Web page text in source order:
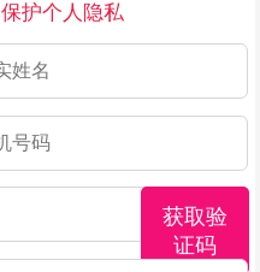
保护个人隐私
获取验
证码